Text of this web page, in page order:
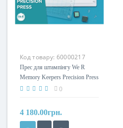
Код товару: 60000217
Прес для штампінгу We R
Memory Keepers Precision Press
0
4 180.00грн.